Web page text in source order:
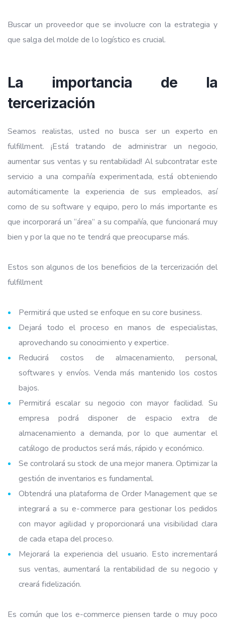
Buscar un proveedor que se involucre con la estrategia y
que salga del molde de lo logístico es crucial.
La importancia de la
tercerización
Seamos realistas, usted no busca ser un experto en
fulfillment. ¡Está tratando de administrar un negocio,
aumentar sus ventas y su rentabilidad! Al subcontratar este
servicio a una compañía experimentada, está obteniendo
automáticamente la experiencia de sus empleados, así
como de su software y equipo, pero lo más importante es
que incorporará un “área” a su compañía, que funcionará muy
bien y por la que no te tendrá que preocuparse más.
Estos son algunos de los beneficios de la tercerización del
fulfillment
Permitirá que usted se enfoque en su core business.
Dejará todo el proceso en manos de especialistas,
aprovechando su conocimiento y expertice.
Reducirá costos de almacenamiento, personal,
softwares y envíos. Venda más mantenido los costos
bajos.
Permitirá escalar su negocio con mayor facilidad. Su
empresa podrá disponer de espacio extra de
almacenamiento a demanda, por lo que aumentar el
catálogo de productos será más, rápido y económico.
Se controlará su stock de una mejor manera. Optimizar la
gestión de inventarios es fundamental.
Obtendrá una plataforma de Order Management que se
integrará a su e-commerce para gestionar los pedidos
con mayor agilidad y proporcionará una visibilidad clara
de cada etapa del proceso.
Mejorará la experiencia del usuario. Esto incrementará
sus ventas, aumentará la rentabilidad de su negocio y
creará fidelización.
Es común que los e-commerce piensen tarde o muy poco